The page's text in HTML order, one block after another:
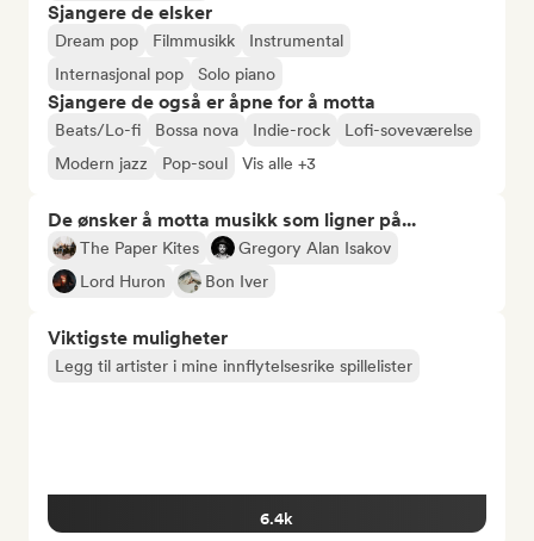
Sjangere de elsker
Dream pop Filmmusikk
Instrumental
Internasjonal pop
Solo piano
Sjangere de også er åpne for å motta
Beats/Lo-fi Bossa nova Indie-rock
Lofi-soveværelse
Modern jazz
Pop-soul Vis alle +3
De ønsker å motta musikk som ligner på...
The Paper Kites
Gregory Alan Isakov
Lord Huron
Bon Iver
Viktigste muligheter
Legg til artister i mine innflytelsesrike spillelister
6.4k